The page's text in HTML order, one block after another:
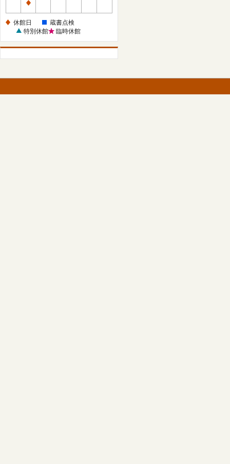
休
日
休館日
蔵書点検
特別休館
臨時休館